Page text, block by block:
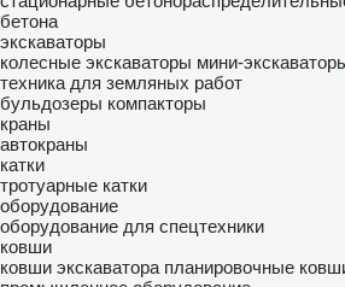
бетона
экскаваторы
колесные экскаваторы мини-
техника для земляных работ
бульдозеры компакторы
краны
автокраны
катки
тротуарные катки
оборудование
оборудование для спецтехники
ковши
ковши экскаватора планировочные